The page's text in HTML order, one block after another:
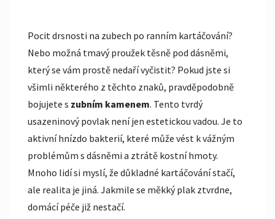
Pocit drsnosti na zubech po ranním kartáčování?
Nebo možná tmavý proužek těsně pod dásněmi,
který se vám prostě nedaří vyčistit? Pokud jste si
všimli některého z těchto znaků, pravděpodobně
bojujete s zubním kamenem. Tento tvrdý
usazeninový povlak není jen estetickou vadou. Je to
aktivní hnízdo bakterií, které může vést k vážným
problémům s dásněmi a ztrátě kostní hmoty.
Mnoho lidí si myslí, že důkladné kartáčování stačí,
ale realita je jiná. Jakmile se měkký plak ztvrdne,
domácí péče již nestačí.